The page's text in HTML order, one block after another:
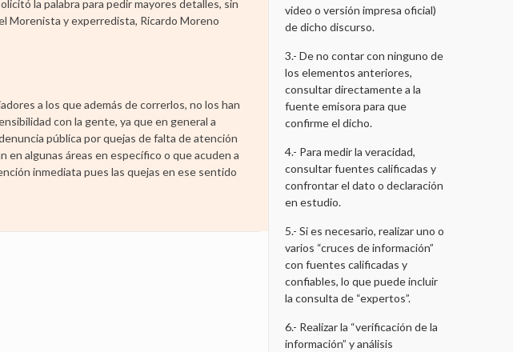
la palabra para pedir mayores detalles, sin
Morenista y experredista, Ricardo Moreno
a los que además de correrlos, no los han
con la gente, ya que en general a
pública por quejas de falta de atención
en algunas áreas en específico o que acuden a
inmediata pues las quejas en ese sentido
video o versión impresa oficial)
de dicho discurso.
3.- De no contar con ninguno de
los elementos anteriores,
consultar directamente a la
fuente emisora para que
confirme el dicho.
4.- Para medir la veracidad,
consultar fuentes calificadas y
confrontar el dato o declaración
en estudio.
5.- Si es necesario, realizar uno o
varios “cruces de información”
con fuentes calificadas y
confiables, lo que puede incluir
la consulta de “expertos”.
6.- Realizar la “verificación de la
información” y análisis